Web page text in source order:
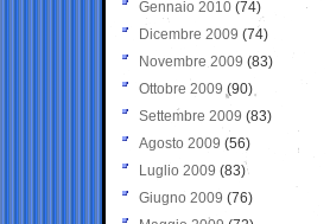
Gennaio 2010 (74)
Dicembre 2009 (74)
Novembre 2009 (83)
Ottobre 2009 (90)
Settembre 2009 (83)
Agosto 2009 (56)
Luglio 2009 (83)
Giugno 2009 (76)